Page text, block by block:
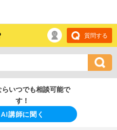
質問する
いつでも相談可能で
す！
AI講師に聞く